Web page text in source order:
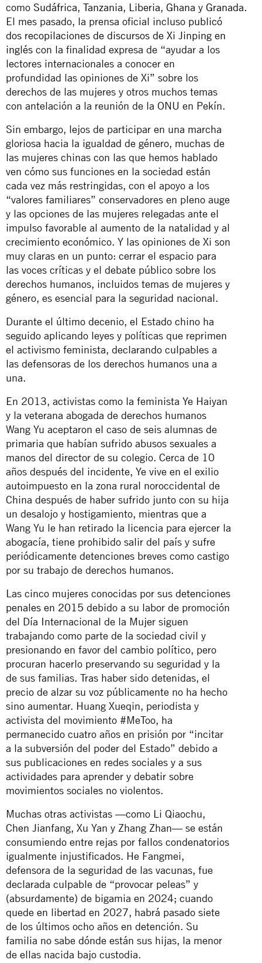
como Sudáfrica, Tanzania, Liberia, Ghana y Granada.
El mes pasado, la prensa oficial incluso publicó
dos recopilaciones de discursos de Xi Jinping en
inglés con la finalidad expresa de “ayudar a los
lectores internacionales a conocer en
profundidad las opiniones de Xi” sobre los
derechos de las mujeres y otros muchos temas
con antelación a la reunión de la ONU en Pekín.
Sin embargo, lejos de participar en una marcha
gloriosa hacia la igualdad de género, muchas de
las mujeres chinas con las que hemos hablado
ven cómo sus funciones en la sociedad están
cada vez más restringidas, con el apoyo a los
“valores familiares” conservadores en pleno auge
y las opciones de las mujeres relegadas ante el
impulso favorable al aumento de la natalidad y al
crecimiento económico. Y las opiniones de Xi son
muy claras en un punto: cerrar el espacio para
las voces críticas y el debate público sobre los
derechos humanos, incluidos temas de mujeres y
género, es esencial para la seguridad nacional.
Durante el último decenio, el Estado chino ha
seguido aplicando leyes y políticas que reprimen
el activismo feminista, declarando culpables a
las defensoras de los derechos humanos una a
una.
En 2013, activistas como la feminista Ye Haiyan
y la veterana abogada de derechos humanos
Wang Yu aceptaron el caso de seis alumnas de
primaria que habían sufrido abusos sexuales a
manos del director de su colegio. Cerca de 10
años después del incidente, Ye vive en el exilio
autoimpuesto en la zona rural noroccidental de
China después de haber sufrido junto con su hija
un desalojo y hostigamiento, mientras que a
Wang Yu le han retirado la licencia para ejercer la
abogacía, tiene prohibido salir del país y sufre
periódicamente detenciones breves como castigo
por su trabajo de derechos humanos.
Las cinco mujeres conocidas por sus detenciones
penales en 2015 debido a su labor de promoción
del Día Internacional de la Mujer siguen
trabajando como parte de la sociedad civil y
presionando en favor del cambio político, pero
procuran hacerlo preservando su seguridad y la
de sus familias. Tras haber sido detenidas, el
precio de alzar su voz públicamente no ha hecho
sino aumentar. Huang Xueqin, periodista y
activista del movimiento #MeToo, ha
permanecido cuatro años en prisión por “incitar
a la subversión del poder del Estado” debido a
sus publicaciones en redes sociales y a sus
actividades para aprender y debatir sobre
movimientos sociales no violentos.
Muchas otras activistas —como Li Qiaochu,
Chen Jianfang, Xu Yan y Zhang Zhan— se están
consumiendo entre rejas por fallos condenatorios
igualmente injustificados. He Fangmei,
defensora de la seguridad de las vacunas, fue
declarada culpable de “provocar peleas” y
(absurdamente) de bigamia en 2024; cuando
quede en libertad en 2027, habrá pasado siete
de los últimos ocho años en detención. Su
familia no sabe dónde están sus hijas, la menor
de ellas nacida bajo custodia.